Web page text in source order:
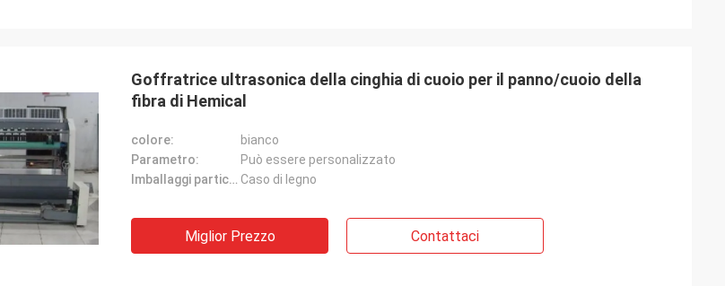
Goffratrice ultrasonica della cinghia di cuoio per il panno/cuoio della
fibra di Hemical
colore:
bianco
Parametro:
Può essere personalizzato
Imballaggi particolari: Caso di legno
Miglior Prezzo Contattaci